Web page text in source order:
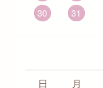
30 31
日 月